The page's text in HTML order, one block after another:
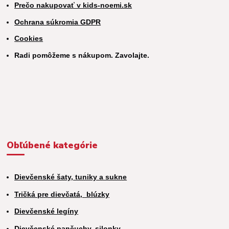
Prečo nakupovať v kids-noemi.sk
Ochrana súkromia GDPR
Cookies
Radi pomôžeme s nákupom. Zavolajte.
Obľúbené kategórie
Dievčenské šaty, tuniky a sukne
Tričká pre dievčatá, blúzky
Dievčenské legíny